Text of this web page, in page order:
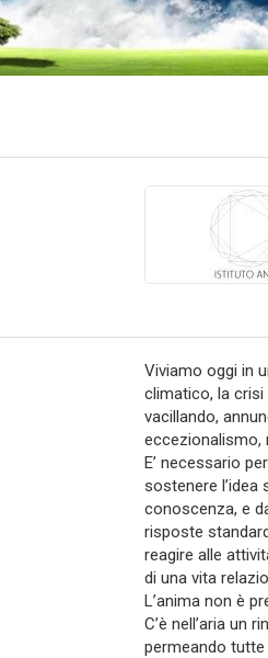
Viviamo oggi in
climatico, la crisi
vacillando,
eccezionalismo,
E’ necessario
sostenere
conoscenza, e
risposte
reagire alle
di una vita
L’anima non è
C’è nell’aria un
permeando tutte